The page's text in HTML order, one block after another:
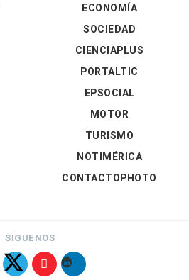
ECONOMÍA
SOCIEDAD
CIENCIAPLUS
PORTALTIC
EPSOCIAL
MOTOR
TURISMO
NOTIMÉRICA
CONTACTOPHOTO
SÍGUENOS